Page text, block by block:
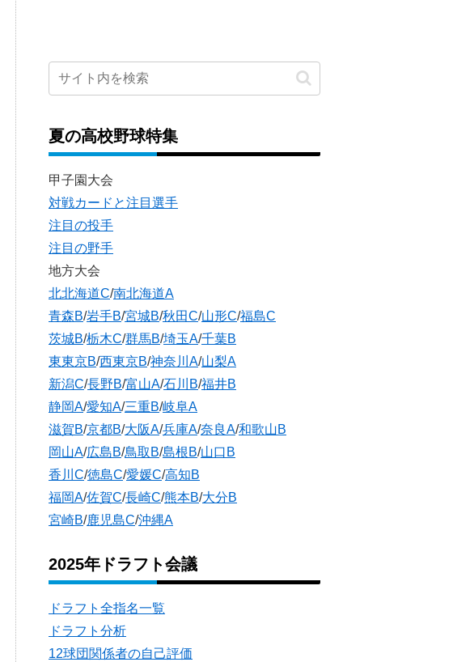
夏の高校野球特集
甲子園大会
対戦カードと注目選手
注目の投手
注目の野手
地方大会
北北海道C/南北海道A
青森B/岩手B/宮城B/秋田C/山形C/福島C
茨城B/栃木C/群馬B/埼玉A/千葉B
東東京B/西東京B/神奈川A/山梨A
新潟C/長野B/富山A/石川B/福井B
静岡A/愛知A/三重B/岐阜A
滋賀B/京都B/大阪A/兵庫A/奈良A/和歌山B
岡山A/広島B/鳥取B/島根B/山口B
香川C/徳島C/愛媛C/高知B
福岡A/佐賀C/長崎C/熊本B/大分B
宮崎B/鹿児島C/沖縄A
2025年ドラフト会議
ドラフト全指名一覧
ドラフト分析
12球団関係者の自己評価